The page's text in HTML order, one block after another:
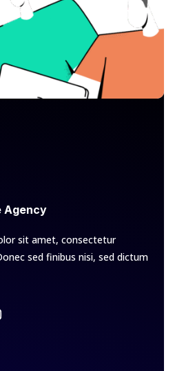
Agency
sit amet, consectetur
sed finibus nisi, sed dictum